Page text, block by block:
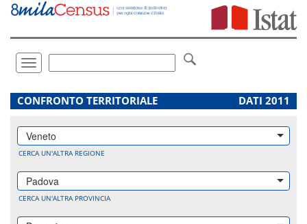
Vai
direttamente
Toggle
navigation
.
CONFRONTO TERRITORIALE DATI 2011
Veneto
CERCA UN'ALTRA REGIONE
Padova
CERCA UN'ALTRA PROVINCIA